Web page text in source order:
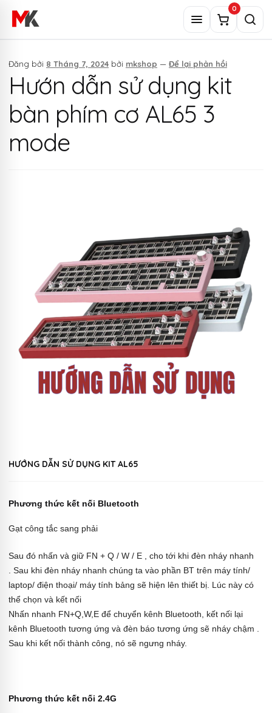
Menu
Tìm
kiếm
0
Đăng bởi 8 Tháng 7, 2024 bởi mkshop — Để lại phản hồi
Hướn dẫn sử dụng kit
bàn phím cơ AL65 3
mode
HƯỚNG DẪN SỬ DỤNG KIT AL65
Phương thức kết nối Bluetooth
Gạt công tắc sang phải
Sau đó nhấn và giữ FN + Q / W / E , cho tới khi đèn nháy nhanh
. Sau khi đèn nháy nhanh chúng ta vào phần BT trên máy tính/
laptop/ điện thoại/ máy tính bảng sẽ hiện lên thiết bị. Lúc này có
thể chọn và kết nối
Nhấn nhanh FN+Q,W,E để chuyển kênh Bluetooth, kết nối lại
kênh Bluetooth tương ứng và đèn báo tương ứng sẽ nháy chậm .
Sau khi kết nối thành công, nó sẽ ngưng nháy.
Phương thức kết nối 2.4G